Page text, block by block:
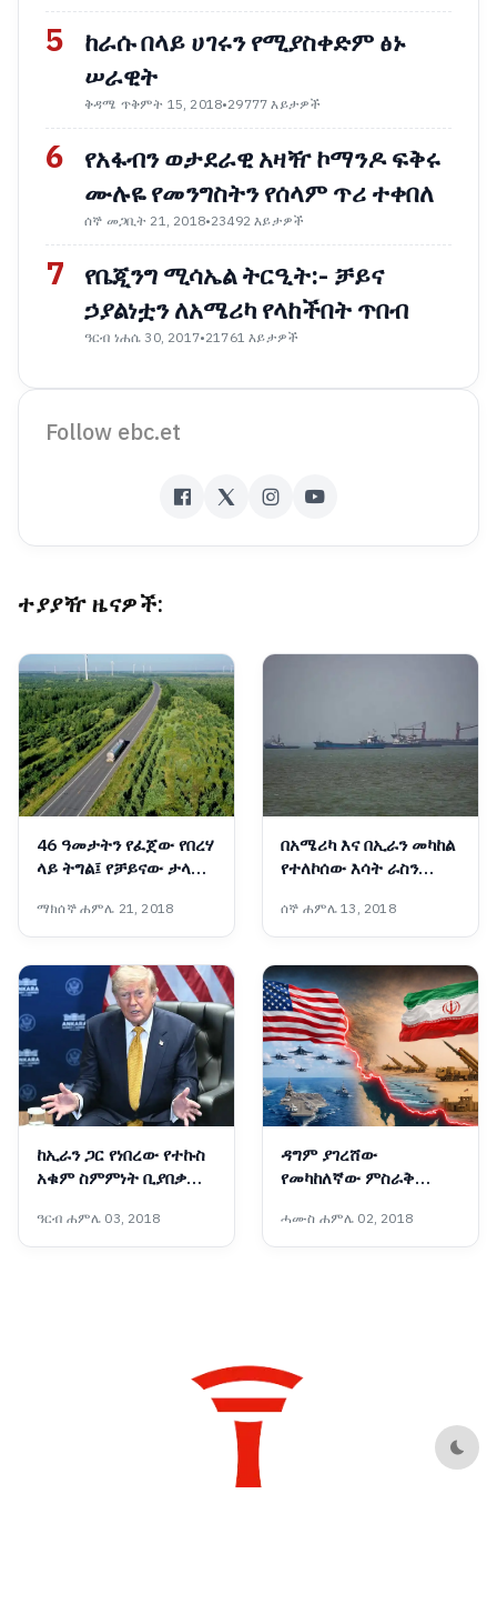
5
ከራሱ በላይ ሀገሩን የሚያስቀድም ፅኑ
ሠራዊት
ቅዳሜ ጥቅምት 15, 2018•29777 እይታዎች
6
የአፋብን ወታደራዊ አዛዥ ኮማንዶ ፍቅሩ
ሙሉዬ የመንግስትን የሰላም ጥሪ ተቀበለ
ሰኞ መጋቢት 21, 2018•23492 እይታዎች
7
የቤጂንግ ሚሳኤል ትርዒት:- ቻይና
ኃያልነቷን ለአሜሪካ የላከችበት ጥበብ
ዓርብ ነሐሴ 30, 2017•21761 እይታዎች
Follow ebc.et
ተያያዥ ዜናዎች:
46 ዓመታትን የፈጀው የበረሃ
ላይ ትግል፤ የቻይናው ታላቁ
ስኬት
ማክሰኞ ሐምሌ 21, 2018
በአሜሪካ እና በኢራን መካከል
የተለኮሰው እሳት ራስን
ዓለም አቀፍ ተቋማት ጠየቁ
ሰኞ ሐምሌ 13, 2018
ከኢራን ጋር የነበረው የተኩስ
አቁም ስምምነት ቢያበቃም
ትወያያለች፦ ፕሬዝዳንት
ትራምፕ
ዓርብ ሐምሌ 03, 2018
ዳግም ያገረሸው
የመካከለኛው ምስራቅ
ሓሙስ ሐምሌ 02, 2018